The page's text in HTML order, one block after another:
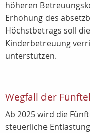
höheren
Erhöhung des
Höchstbetrags soll
Kinderbetreuung
unterstützen.
Wegfall der
Ab 2025 wird die
steuerliche